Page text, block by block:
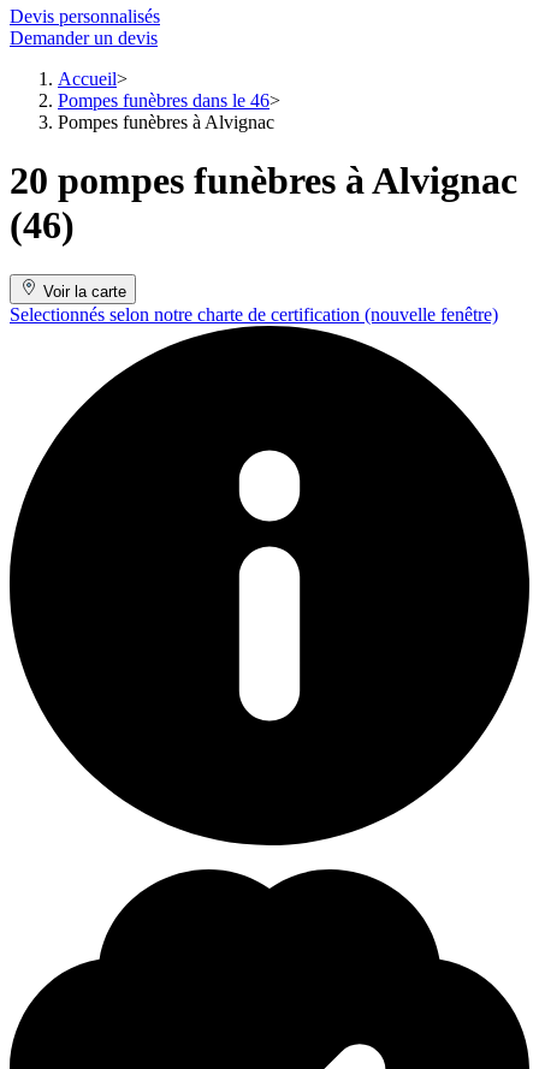
Devis personnalisés
Demander un devis
Accueil
Pompes funèbres dans le 46
Pompes funèbres à Alvignac
20 pompes funèbres à Alvignac
(46)
Voir la carte
Selectionnés selon notre charte de certification (nouvelle fenêtre)